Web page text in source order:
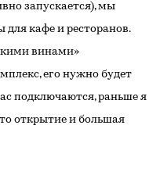
запускается), мы
для кафе и ресторанов.
винами»
его нужно будет
подключаются, раньше я
открытие и большая